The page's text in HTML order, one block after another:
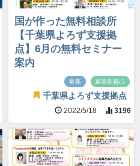
国が作った無料相談所
【千葉県よろず支援拠
点】6月の無料セミナー
案内
募集 幕張新都心
千葉県よろず支援拠点
2022/5/18 3196